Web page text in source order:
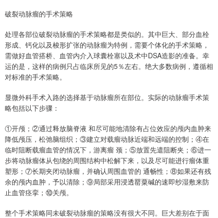
破裂动脉瘤的⼿术策略
处理各部位破裂动脉瘤的⼿术策略都是类似的。其中巨⼤、部分⾎栓
形成、钙化以及梭形扩张的动脉瘤为特例，需要个体化的⼿术策略，
需做好⾎管搭桥、⾎管内介⼊球囊栓塞以及术中DSA造影的准备。幸
运的是，这样的病例只占临床所见的5％左右。绝⼤多数病例，遵循相
对标准的⼿术策略。
显微外科⼿术⼊路的选择基于动脉瘤所在部位。实际的动脉瘤⼿术策
略包括以下步骤：
①开颅；②通过释放脑脊液 和尽可能地清除有占位效应的颅内⾎肿来
降低颅压，松弛脑组织；③建⽴对载瘤动脉近端和远端的控制；④在
临时阻断载瘤⾎管的情况下，游离瘤 颈；⑤放置先遣阻断夹；⑥进⼀
步将动脉瘤体从包绕的周围结构中松解下来，以及尽可能进⾏瘤体重
塑形；⑦长期夹闭动脉瘤，并确认周围⾎管的 通畅性；⑧如果还有残
余的颅内⾎肿，予以清除；⑨局部采⽤浸透罂粟碱的速即纱湿敷来防
⽌⾎管痉挛；⑩关颅。
整个⼿术策略同未破裂动脉瘤的策略没有很⼤不同。巨⼤差别在于⾯